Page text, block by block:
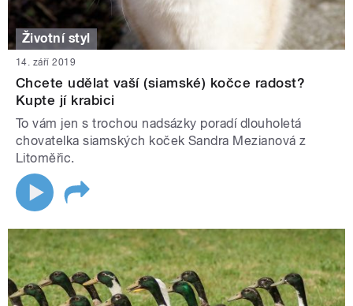
Životní styl
14. září 2019
Chcete udělat vaší (siamské) kočce radost?
Kupte jí krabici
To vám jen s trochou nadsázky poradí dlouholetá
chovatelka siamských koček Sandra Mezianová z
Litoměřic.